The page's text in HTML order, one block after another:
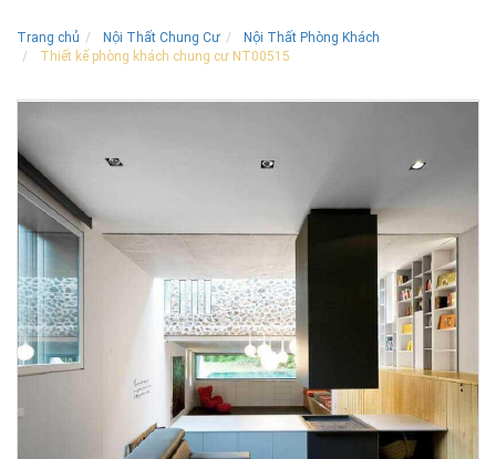
Trang chủ Nội Thất Chung Cư
Nội Thất Phòng Khách
Thiết kế phòng khách chung cư NT00515